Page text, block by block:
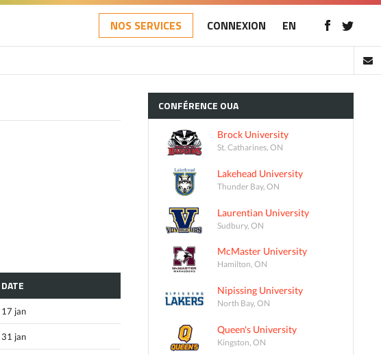
NOS SERVICES CONNEXION EN
DATE
17 jan
31 jan
CONFÉRENCE OUA
Brock University
St. Catharines, ON
Lakehead University
Thunder Bay, ON
Laurentian University
Sudbury, ON
McMaster University
Hamilton, ON
Nipissing University
North Bay, ON
Queen's University
Kingston, ON